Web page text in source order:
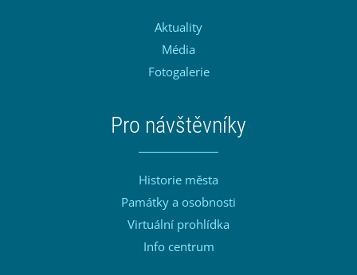
Aktuality
Média
Fotogalerie
Pro návštěvníky
Historie města
Památky a osobnosti
Virtuální prohlídka
Info centrum